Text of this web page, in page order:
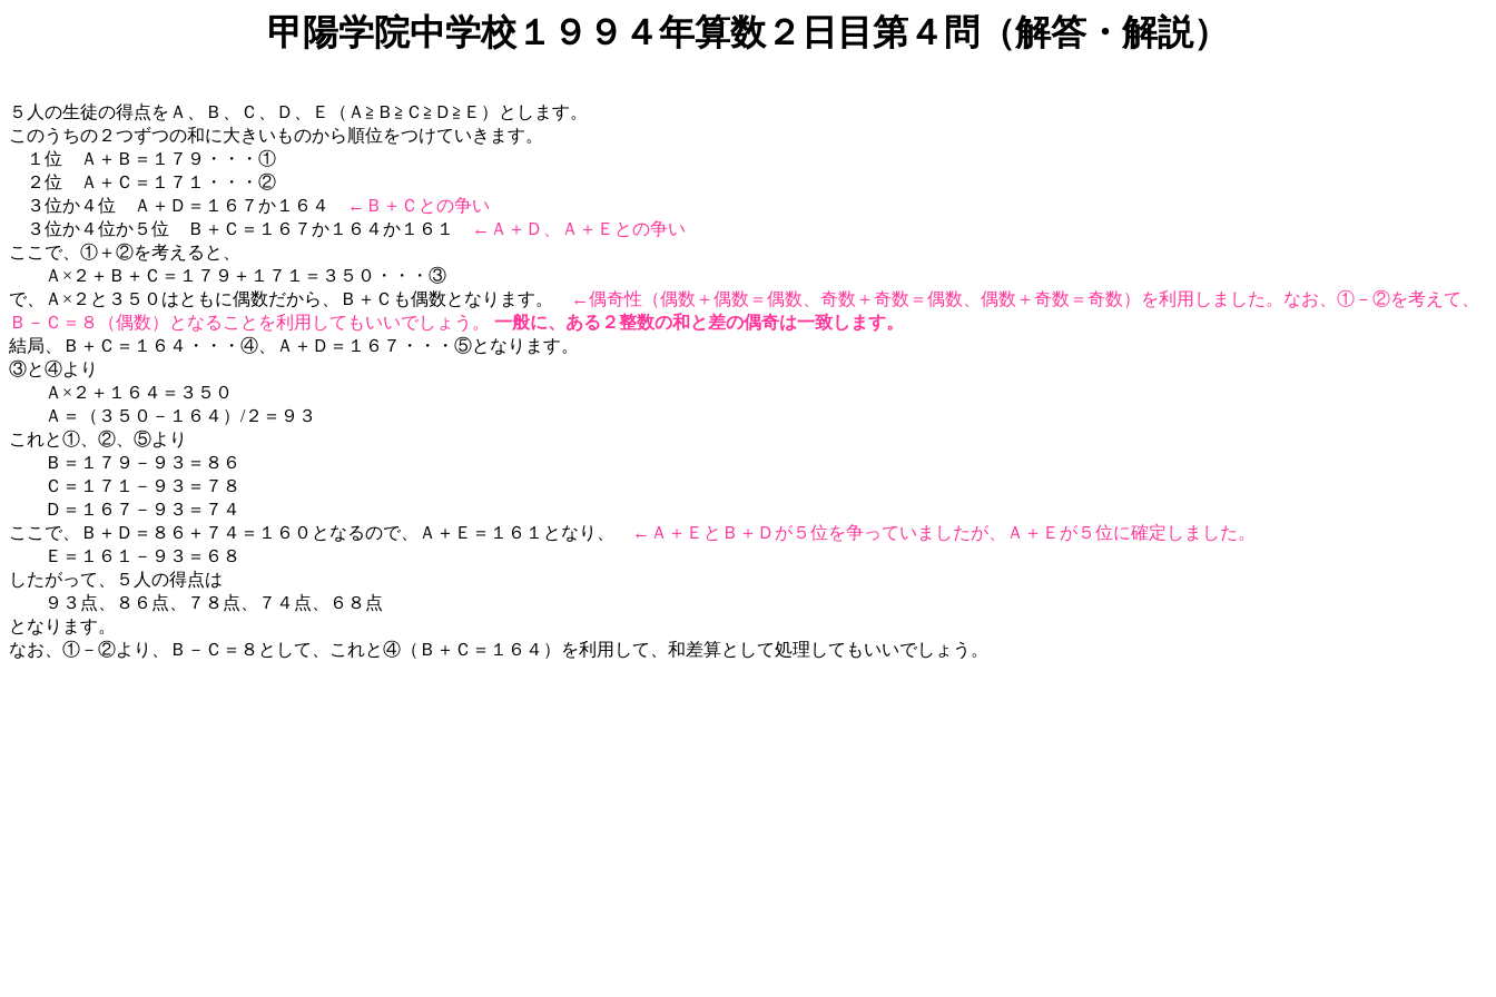
甲陽学院中学校１９９４年算数２日目第４問（解答・解説）
５人の生徒の得点をＡ、Ｂ、Ｃ、Ｄ、Ｅ（Ａ≧Ｂ≧Ｃ≧Ｄ≧Ｅ）とします。
このうちの２つずつの和に大きいものから順位をつけていきます。
１位 Ａ＋Ｂ＝１７９・・・①
２位 Ａ＋Ｃ＝１７１・・・②
３位か４位 Ａ＋Ｄ＝１６７か１６４
←Ｂ＋Ｃとの争い
３位か４位か５位 Ｂ＋Ｃ＝１６７か１６４か１６１
←Ａ＋Ｄ、Ａ＋Ｅとの争い
ここで、①＋②を考えると、
Ａ×２＋Ｂ＋Ｃ＝１７９＋１７１＝３５０・・・③
で、Ａ×２と３５０はともに偶数だから、Ｂ＋Ｃも偶数となります。
←偶奇性（偶数＋偶数＝偶数、奇数＋奇数＝偶数、偶数＋奇数＝奇数）を利用しました。なお、①－②を考えて、
Ｂ－Ｃ＝８（偶数）となることを利用してもいいでしょう。 一般に、ある２整数の和と差の偶奇は一致します。
結局、Ｂ＋Ｃ＝１６４・・・④、Ａ＋Ｄ＝１６７・・・⑤となります。
③と④より
Ａ×２＋１６４＝３５０
Ａ＝（３５０－１６４）/２＝９３
これと①、②、⑤より
Ｂ＝１７９－９３＝８６
Ｃ＝１７１－９３＝７８
Ｄ＝１６７－９３＝７４
ここで、Ｂ＋Ｄ＝８６＋７４＝１６０となるので、Ａ＋Ｅ＝１６１となり、
←Ａ＋ＥとＢ＋Ｄが５位を争っていましたが、Ａ＋Ｅが５位に確定しました。
Ｅ＝１６１－９３＝６８
したがって、５人の得点は
９３点、８６点、７８点、７４点、６８点
となります。
なお、①－②より、Ｂ－Ｃ＝８として、これと④（Ｂ＋Ｃ＝１６４）を利用して、和差算として処理してもいいでしょう。